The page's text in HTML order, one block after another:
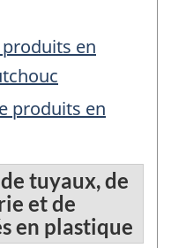
en
produits en
tuyaux, de
et de
en plastique